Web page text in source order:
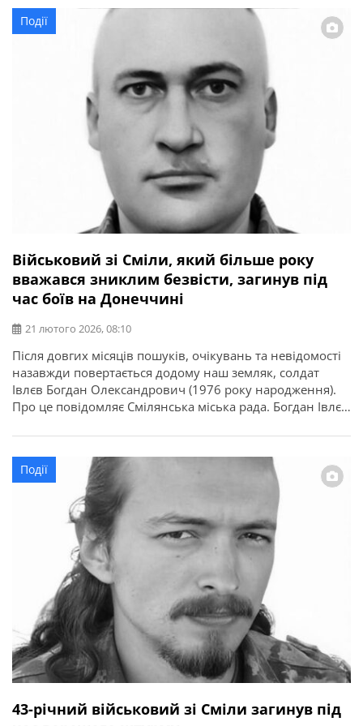
вічність. Поховали Юрія Шинкара на Алеї Слави
Загреблянського кладовища. Про це повідомляє
Смілянська міська рада. […]
Події
Військовий зі Сміли, який більше року
вважався зниклим безвісти, загинув під
час боїв на Донеччині
21 лютого 2026, 08:10
Після довгих місяців пошуків, очікувань та невідомості
назавжди повертається додому наш земляк, солдат
Івлєв Богдан Олександрович (1976 року народження).
Про це повідомляє Смілянська міська рада. Богдан Івлєв
частини Збройних Сил України. Його життя обірвалося
ще 27 грудня 2024 року під час ведення бойових дій у
Волноваському районі на […]
Події
43-річний військовий зі Сміли загинув під